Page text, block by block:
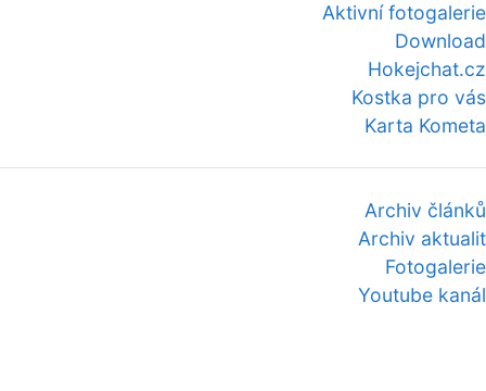
Aktivní fotogalerie
Download
Hokejchat.cz
Kostka pro vás
Karta Kometa
Archiv článků
Archiv aktualit
Fotogalerie
Youtube kanál